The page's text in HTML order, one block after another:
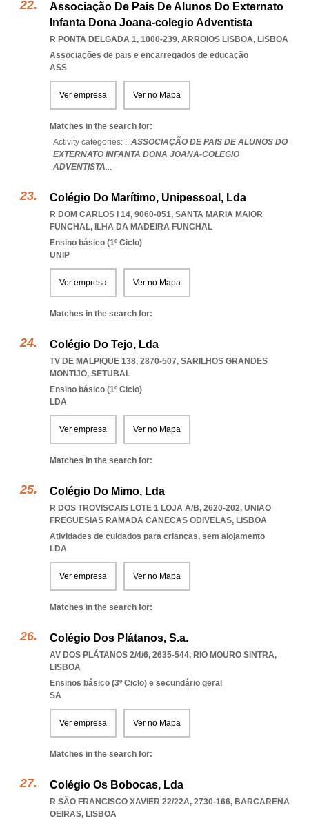
Associação De Pais De Alunos Do Externato
Infanta Dona Joana-colegio Adventista
R PONTA DELGADA 1, 1000-239, ARROIOS LISBOA, LISBOA
Associações de pais e encarregados de educação
ASS
Ver empresa Ver no Mapa
Matches in the search for:
Activity categories: ...ASSOCIAÇÃO DE PAIS DE ALUNOS DO
EXTERNATO INFANTA DONA JOANA-COLEGIO
ADVENTISTA...
Colégio Do Marítimo, Unipessoal, Lda
R DOM CARLOS I 14, 9060-051, SANTA MARIA MAIOR
FUNCHAL, ILHA DA MADEIRA FUNCHAL
Ensino básico (1º Ciclo)
UNIP
Ver empresa Ver no Mapa
Matches in the search for:
Colégio Do Tejo, Lda
TV DE MALPIQUE 138, 2870-507, SARILHOS GRANDES
MONTIJO, SETUBAL
Ensino básico (1º Ciclo)
LDA
Ver empresa Ver no Mapa
Matches in the search for:
Colégio Do Mimo, Lda
R DOS TROVISCAIS LOTE 1 LOJA A/B, 2620-202, UNIAO
FREGUESIAS RAMADA CANECAS ODIVELAS, LISBOA
Atividades de cuidados para crianças, sem alojamento
LDA
Ver empresa Ver no Mapa
Matches in the search for:
Colégio Dos Plátanos, S.a.
AV DOS PLÁTANOS 2/4/6, 2635-544, RIO MOURO SINTRA,
LISBOA
Ensinos básico (3º Ciclo) e secundário geral
SA
Ver empresa Ver no Mapa
Matches in the search for:
Colégio Os Bobocas, Lda
R SÃO FRANCISCO XAVIER 22/22A, 2730-166, BARCARENA
OEIRAS, LISBOA